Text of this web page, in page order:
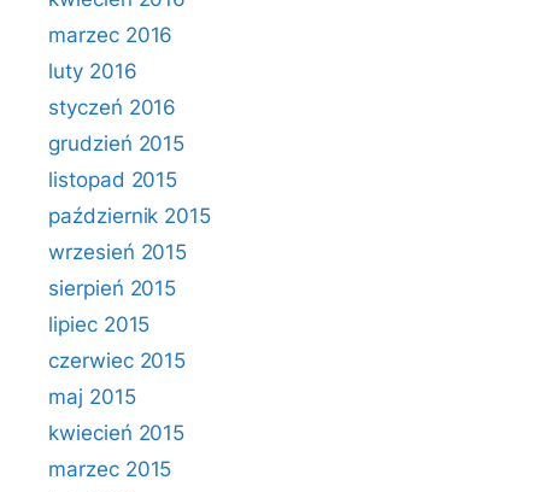
marzec 2016
luty 2016
styczeń 2016
grudzień 2015
listopad 2015
październik 2015
wrzesień 2015
sierpień 2015
lipiec 2015
czerwiec 2015
maj 2015
kwiecień 2015
marzec 2015